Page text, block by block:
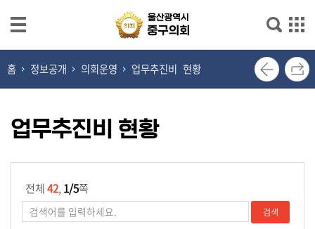
본문으로 바로가기
메인메뉴 바로가기
열
린
장
실
회
소
개
홈 정보공개 의회운영 업무추진비 현황
업무추진비 현황
전체42, 1/5쪽